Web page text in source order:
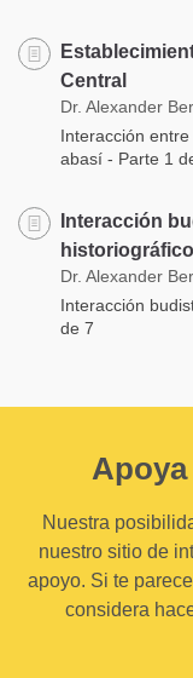
Central
Dr. Alexander
Interacción
abasí - Parte 1
Interacción
historiográfico
Dr. Alexander
Interacción
de 7
Nuestra
nuestro sitio de
apoyo. Si te
considera